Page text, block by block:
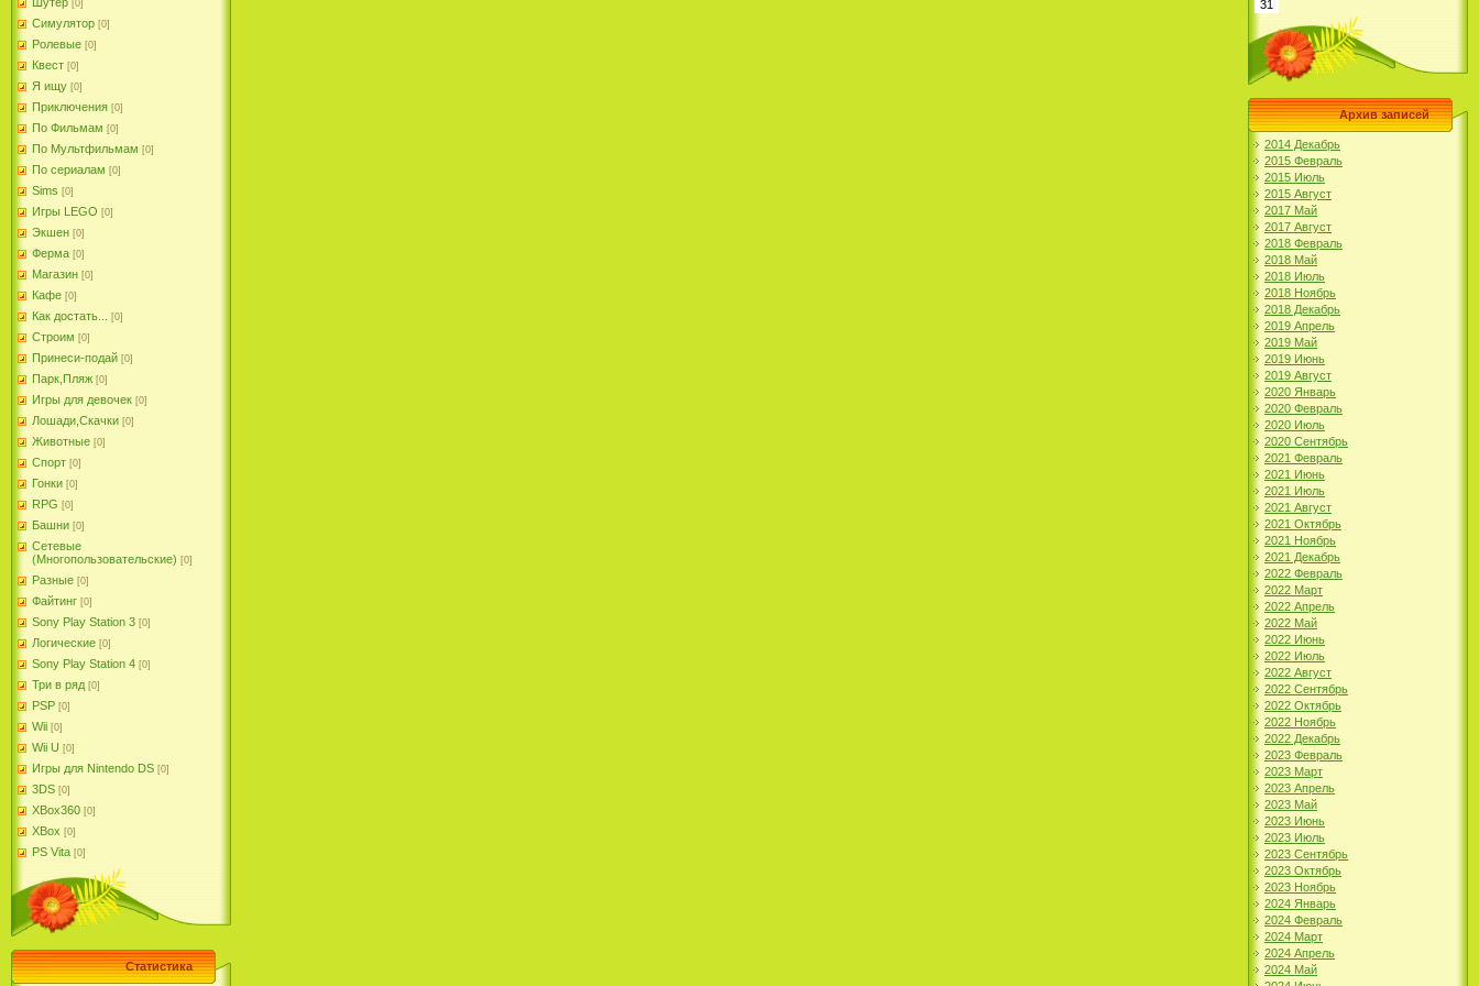
[0]
Симулятор [0]
Ролевые [0]
Квест [0]
Я ищу [0]
Приключения [0]
По Фильмам [0]
По Мультфильмам [0]
По сериалам [0]
Sims [0]
Игры LEGO [0]
Экшен [0]
Ферма [0]
Магазин [0]
Кафе [0]
Как достать... [0]
Строим [0]
Принеси-подай [0]
Парк,Пляж [0]
Игры для девочек [0]
Лошади,Скачки [0]
Животные [0]
Спорт [0]
Гонки [0]
RPG [0]
Башни [0]
Сетевые
(Многопользовательские) [0]
Разные [0]
Файтинг [0]
Sony Play Station 3 [0]
Логические [0]
Sony Play Station 4 [0]
Три в ряд [0]
PSP [0]
Wii [0]
Wii U [0]
Игры для Nintendo DS [0]
3DS [0]
XBox360 [0]
XBox [0]
PS Vita [0]
Статистика
31
Архив записей
2014 Декабрь
2015 Февраль
2015 Июль
2015 Август
2017 Май
2017 Август
2018 Февраль
2018 Май
2018 Июль
2018 Ноябрь
2018 Декабрь
2019 Апрель
2019 Май
2019 Июнь
2019 Август
2020 Январь
2020 Февраль
2020 Июль
2020 Сентябрь
2021 Февраль
2021 Июнь
2021 Июль
2021 Август
2021 Октябрь
2021 Ноябрь
2021 Декабрь
2022 Февраль
2022 Март
2022 Апрель
2022 Май
2022 Июнь
2022 Июль
2022 Август
2022 Сентябрь
2022 Октябрь
2022 Ноябрь
2022 Декабрь
2023 Февраль
2023 Март
2023 Апрель
2023 Май
2023 Июнь
2023 Июль
2023 Сентябрь
2023 Октябрь
2023 Ноябрь
2024 Январь
2024 Февраль
2024 Март
2024 Апрель
2024 Май